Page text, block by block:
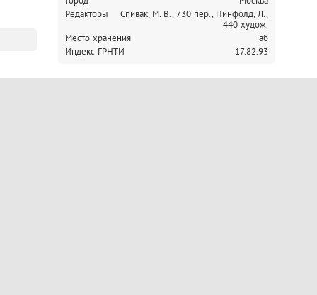
Редакторы
Спивак, М. В., 730 пер., Пинфолд, Л.,
440 худож.
Место хранения
аб
Индекс ГРНТИ
17.82.93